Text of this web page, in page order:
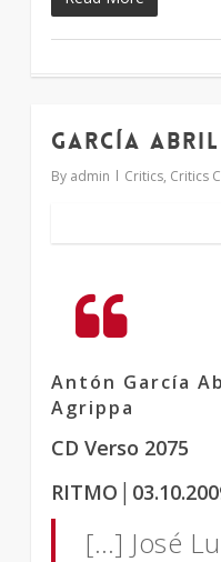
García
By admin Critics, Critics
Antón García
Agrippa
CD Verso 2075
[…] José
1